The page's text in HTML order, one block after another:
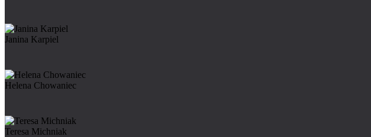
Janina Karpiel
Helena Chowaniec
Teresa Michniak